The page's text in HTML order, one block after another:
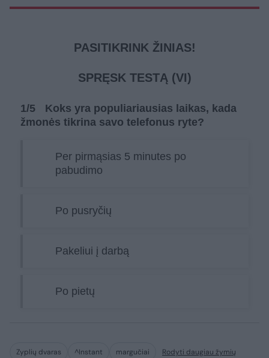
PASITIKRINK ŽINIAS!
SPRĘSK TESTĄ (VI)
1/5
Koks yra populiariausias laikas, kada
žmonės tikrina savo telefonus ryte?
Per pirmąsias 5 minutes po
pabudimo
Po pusryčių
Pakeliui į darbą
Po pietų
Zyplių dvaras ^Instant margučiai Rodyti daugiau žymių